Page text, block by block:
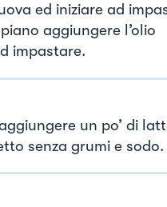
ed iniziare ad
aggiungere l’olio
impastare.
un po’ di
senza grumi e sodo.